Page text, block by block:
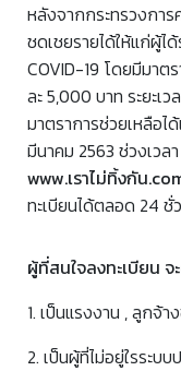
หลังจากกระทรวงกา
ชดเชยรายได้ให้แก่ผู้ไ
COVID-19 โดยมีมาต
ละ 5,000 บาท ระยะเ
มาตราการช่วยเหลือไ
มีนาคม 2563 ช่วงเวล
www.เราไม่ทิ้งกัน
ทะเบียนได้ตลอด 24
ผู้ที่สนใจลงทะเบียน
1. เป็นแรงงาน , ลูกจ้
2. เป็นผู้ที่ไม่อยู่ใรระบ